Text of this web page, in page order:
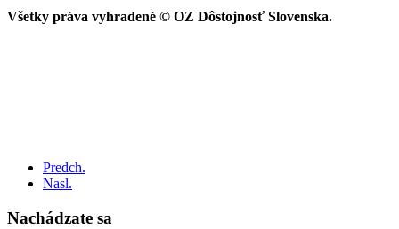
Všetky práva vyhradené © OZ Dôstojnosť Slovenska.
Predch.
Nasl.
Nachádzate sa